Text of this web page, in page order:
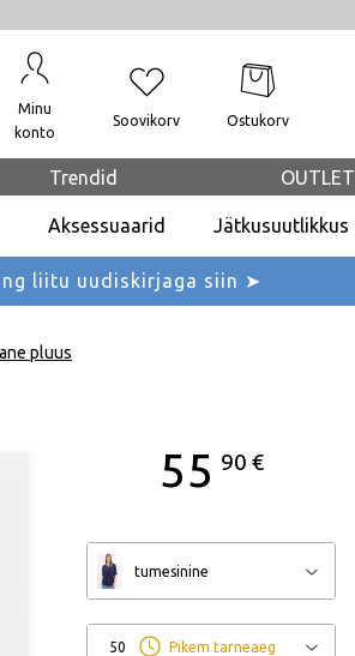
Minu
konto
Soovikorv Ostukorv
Aksessuaarid Jätkusuutlikkus
Trendid OUTLET
liitu uudiskirjaga siin ➤
pluus
55 90 €
tumesinine
50 Pikem tarneaeg